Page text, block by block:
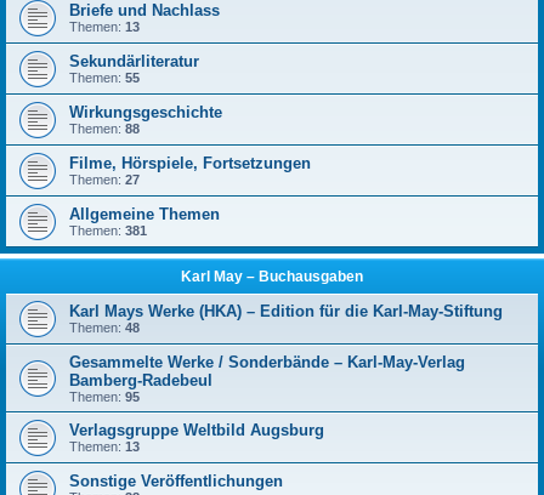
Briefe und Nachlass
Themen: 13
Sekundärliteratur
Themen: 55
Wirkungsgeschichte
Themen: 88
Filme, Hörspiele, Fortsetzungen
Themen: 27
Allgemeine Themen
Themen: 381
Karl May – Buchausgaben
Karl Mays Werke (HKA) – Edition für die Karl-May-Stiftung
Themen: 48
Gesammelte Werke / Sonderbände – Karl-May-Verlag
Bamberg-Radebeul
Themen: 95
Verlagsgruppe Weltbild Augsburg
Themen: 13
Sonstige Veröffentlichungen